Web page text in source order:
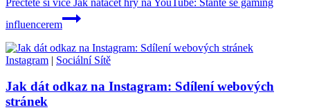
influencerem
Instagram | Sociální Sítě
Jak dát odkaz na Instagram: Sdílení webových
stránek